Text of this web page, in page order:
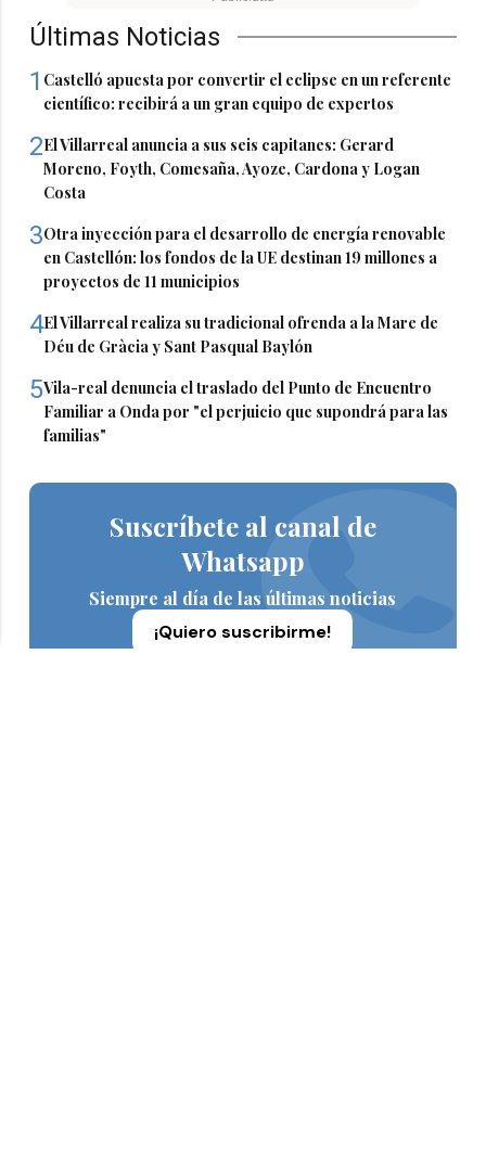
Últimas Noticias
1 Castelló apuesta por convertir el eclipse en un referente
científico: recibirá a un gran equipo de expertos
2El Villarreal anuncia a sus seis capitanes: Gerard
Moreno, Foyth, Comesaña, Ayoze, Cardona y Logan
Costa
3Otra inyección para el desarrollo de energía renovable
en Castellón: los fondos de la UE destinan 19 millones a
proyectos de 11 municipios
4El Villarreal realiza su tradicional ofrenda a la Mare de
Déu de Gràcia y Sant Pasqual Baylón
5Vila-real denuncia el traslado del Punto de Encuentro
Familiar a Onda por "el perjuicio que supondrá para las
familias"
Suscríbete al canal de
Whatsapp
Siempre al día de las últimas noticias
¡Quiero suscribirme!